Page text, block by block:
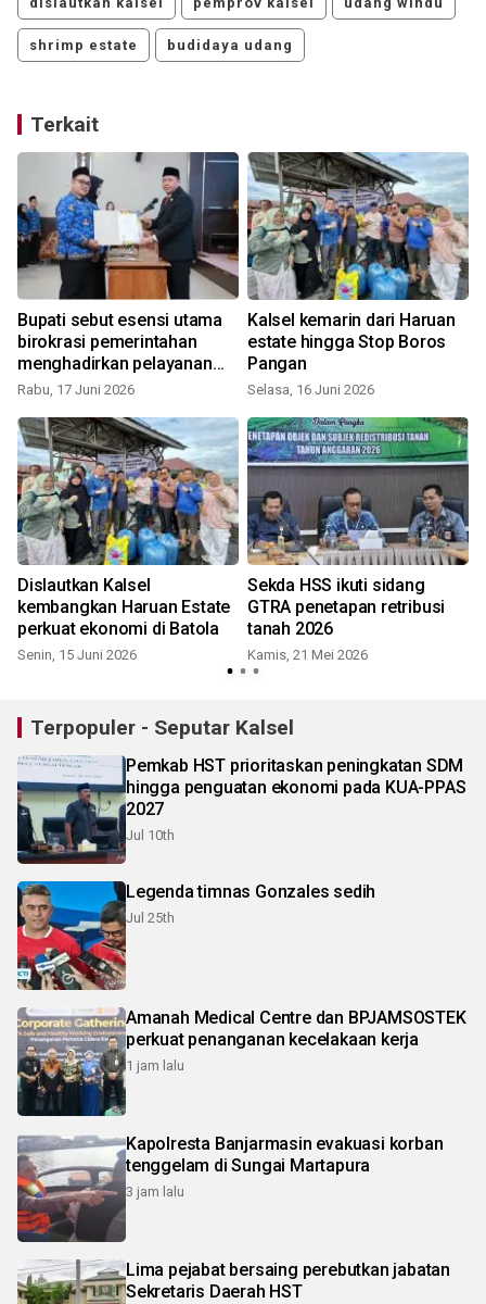
shrimp estate budidaya udang
Terkait
Bupati sebut esensi utama
birokrasi pemerintahan
menghadirkan pelayanan
prima
Rabu, 17 Juni 2026
Kalsel kemarin dari Haruan
estate hingga Stop Boros
Pangan
Selasa, 16 Juni 2026
Dislautkan Kalsel
kembangkan Haruan Estate
perkuat ekonomi di Batola
Senin, 15 Juni 2026
Sekda HSS ikuti sidang
GTRA penetapan retribusi
tanah 2026
Kamis, 21 Mei 2026
Terpopuler - Seputar Kalsel
Pemkab HST prioritaskan peningkatan SDM
hingga penguatan ekonomi pada KUA-PPAS
2027
Jul 10th
Legenda timnas Gonzales sedih
Jul 25th
Amanah Medical Centre dan BPJAMSOSTEK
perkuat penanganan kecelakaan kerja
1 jam lalu
Kapolresta Banjarmasin evakuasi korban
tenggelam di Sungai Martapura
3 jam lalu
Lima pejabat bersaing perebutkan jabatan
Sekretaris Daerah HST